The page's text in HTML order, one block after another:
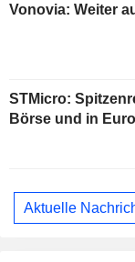
Vonovia: Weiter
STMicro:
Börse und in
Aktuelle